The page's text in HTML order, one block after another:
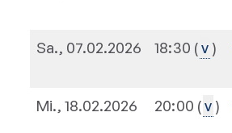
Sa., 07.02.2026 18:30 v
Mi., 18.02.2026 20:00 v